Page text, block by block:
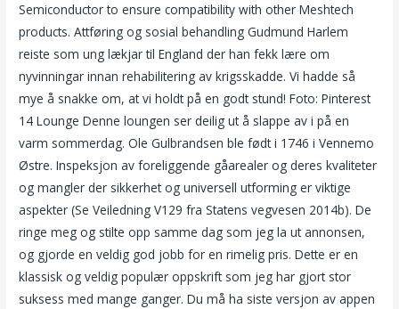
Semiconductor to ensure compatibility with other Meshtech
products. Attføring og sosial behandling Gudmund Harlem
reiste som ung lækjar til England der han fekk lære om
nyvinningar innan rehabilitering av krigsskadde. Vi hadde så
mye å snakke om, at vi holdt på en godt stund! Foto: Pinterest
14 Lounge Denne loungen ser deilig ut å slappe av i på en
varm sommerdag. Ole Gulbrandsen ble født i 1746 i Vennemo
Østre. Inspeksjon av foreliggende gåarealer og deres kvaliteter
og mangler der sikkerhet og universell utforming er viktige
aspekter (Se Veiledning V129 fra Statens vegvesen 2014b). De
ringe meg og stilte opp samme dag som jeg la ut annonsen,
og gjorde en veldig god jobb for en rimelig pris. Dette er en
klassisk og veldig populær oppskrift som jeg har gjort stor
suksess med mange ganger. Du må ha siste versjon av appen